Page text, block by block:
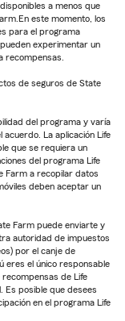
a menos que
este momento, los
para el programa
experimentar un
recompensas.
de seguros de State
del programa y varía
acuerdo. La aplicación Life
que se requiera un
del programa Life
Farm a recopilar datos
deben aceptar un
Farm puede enviarte y
autoridad de impuestos
por el canje de
eres el único responsable
de Life
Es posible que desees
en el programa Life